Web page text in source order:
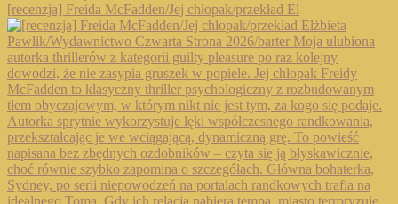
[recenzja] Freida McFadden/Jej chłopak/przekład El